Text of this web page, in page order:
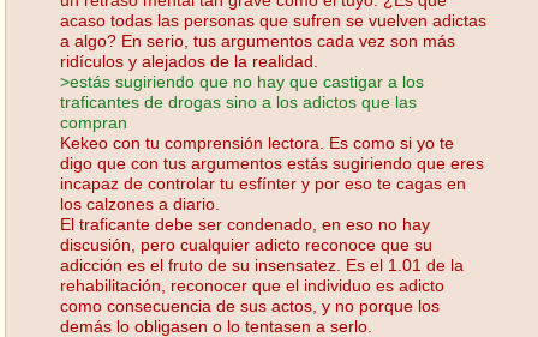
acaso todas las personas que sufren se vuelven adictas
a algo? En serio, tus argumentos cada vez son más
ridículos y alejados de la realidad.
>estás sugiriendo que no hay que castigar a los
traficantes de drogas sino a los adictos que las
compran
Kekeo con tu comprensión lectora. Es como si yo te
digo que con tus argumentos estás sugiriendo que eres
incapaz de controlar tu esfínter y por eso te cagas en
los calzones a diario.
El traficante debe ser condenado, en eso no hay
discusión, pero cualquier adicto reconoce que su
adicción es el fruto de su insensatez. Es el 1.01 de la
rehabilitación, reconocer que el individuo es adicto
como consecuencia de sus actos, y no porque los
demás lo obligasen o lo tentasen a serlo.